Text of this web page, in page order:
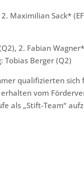
2. Maximilian Sack*
2. Fabian
Tobias Berger
qualifizierten
vom
als „Stift-Team“